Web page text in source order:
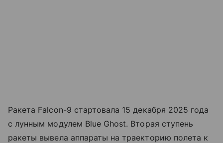
Ракета Falcon-9 стартовала 15 декабря 2025 года
с лунным модулем Blue Ghost. Вторая ступень
ракеты вывела аппараты на траекторию полета к